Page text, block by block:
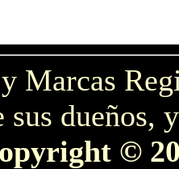
Marcas
sus dueños,
©